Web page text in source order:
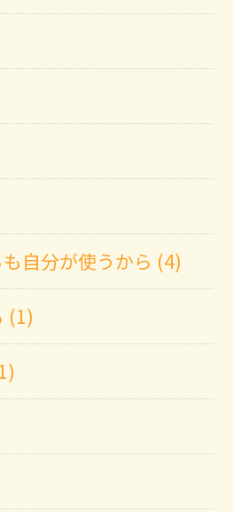
自分が使うから (4)
(1)